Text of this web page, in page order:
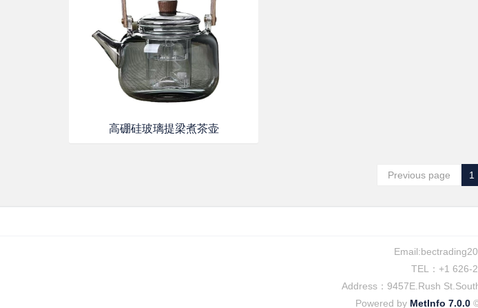
高硼硅玻璃提梁煮茶壶
Previous page 1
Email:
TEL：+1 626-
Address：9457E.Rush
Powered by MetInfo 7.0.0